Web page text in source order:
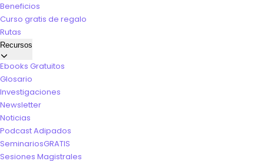
Beneficios
Curso gratis de regalo
Rutas
Recursos
Ebooks Gratuitos
Glosario
Investigaciones
Newsletter
Noticias
Podcast Adipados
SeminariosGRATIS
Sesiones Magistrales